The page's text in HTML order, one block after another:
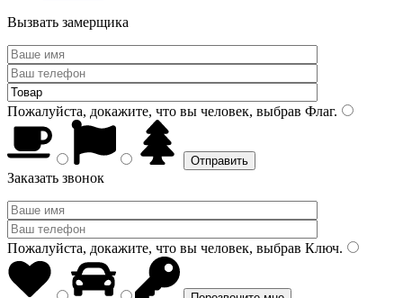
Вызвать замерщика
Пожалуйста, докажите, что вы человек, выбрав Флаг.
Заказать звонок
Пожалуйста, докажите, что вы человек, выбрав Ключ.